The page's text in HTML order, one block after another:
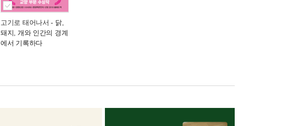
고기로 태어나서 - 닭,
돼지, 개와 인간의 경계
에서 기록하다